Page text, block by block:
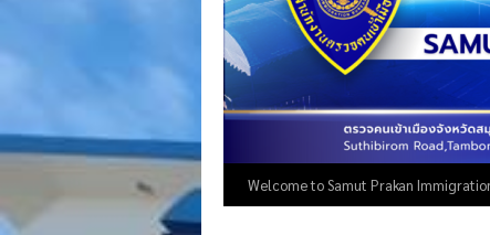
Welcome to Samut Prakan